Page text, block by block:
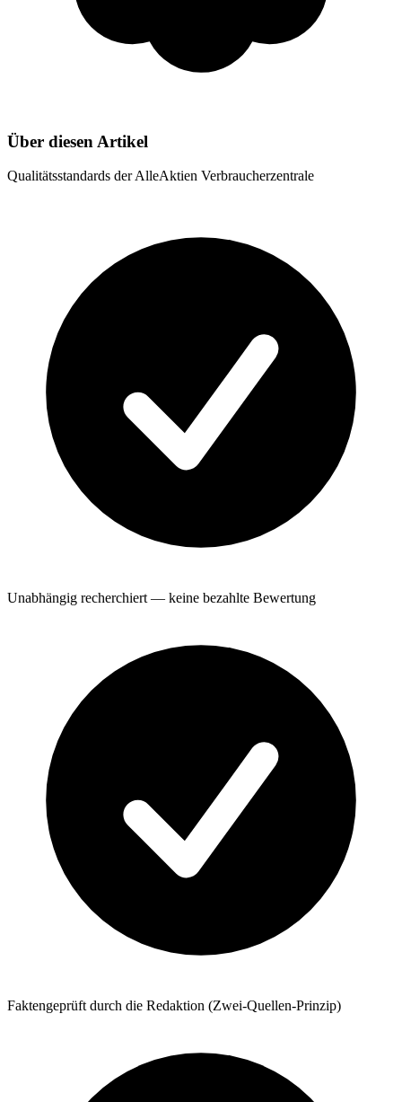
Über diesen Artikel
Qualitätsstandards der AlleAktien Verbraucherzentrale
Unabhängig recherchiert — keine bezahlte Bewertung
Faktengeprüft durch die Redaktion (Zwei-Quellen-Prinzip)